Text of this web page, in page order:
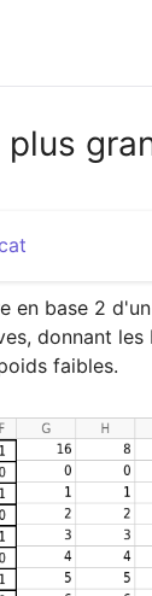
connecter
en base 2
donnant
faibles.